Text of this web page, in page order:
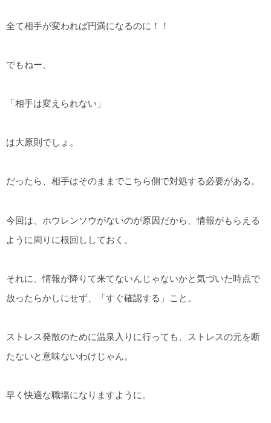
全て相手が変われば円満になるのに！！
でもねー、
「相手は変えられない」
は大原則でしょ。
だったら、相手はそのままでこちら側で対処する必要がある。
今回は、ホウレンソウがないのが原因だから、情報がもらえる
ように周りに根回ししておく。
それに、情報が降りて来てないんじゃないかと気づいた時点で
放ったらかしにせず、「すぐ確認する」こと。
ストレス発散のために温泉入りに行っても、ストレスの元を断
たないと意味ないわけじゃん。
早く快適な職場になりますように。